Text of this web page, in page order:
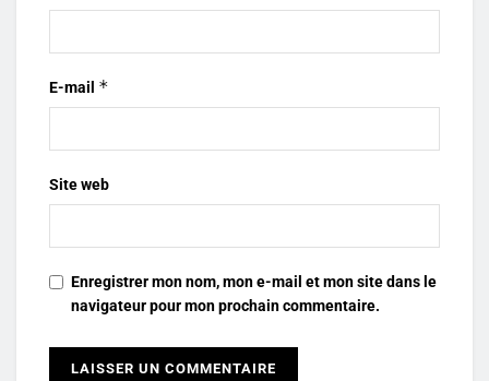
E-mail *
Site web
Enregistrer mon nom, mon e-mail et mon site dans le
navigateur pour mon prochain commentaire.